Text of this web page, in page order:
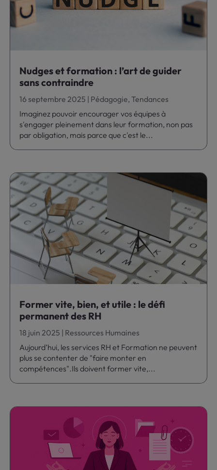
Nudges et formation : l’art de guider
sans contraindre
16 septembre 2025 | Pédagogie,Tendances
Imaginez pouvoir encourager vos équipes à
s'engager pleinement dans leur formation, non pas
par obligation, mais parce que c'est le...
Former vite, bien, et utile : le défi
permanent des RH
18 juin 2025 | Ressources Humaines
Aujourd’hui, les services RH et Formation ne peuvent
plus se contenter de "faire monter en
compétences".Ils doivent former vite,...